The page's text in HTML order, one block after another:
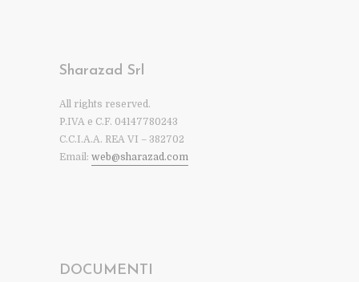
Sharazad Srl
All rights reserved.
P.IVA e C.F. 04147780243
C.C.I.A.A. REA VI – 382702
Email: web@sharazad.com
DOCUMENTI